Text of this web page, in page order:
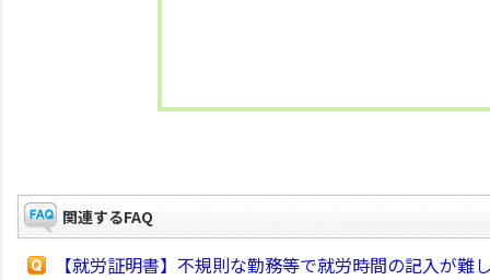
関連するFAQ
【就労証明書】不規則な勤務等で就労時間の記入が難